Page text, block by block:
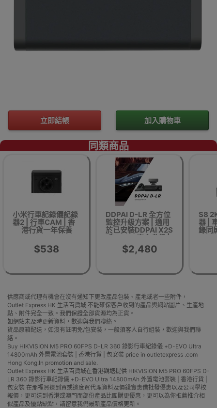
立即結帳 加入購物車
同類商品
小米行車記錄儀記錄
器2 | 行車CAM | 香
港行貨一年保養
$538
DDPAI D-LR 全方位
監控升級方案 | 適用
於已安裝DDPAI X2S
或X5Pro 車主升級 |
分別左右1080P 鏡頭
及後路2k鏡頭
$2,480
S8
器 |
錄同
供應商或代理有機會在沒有通知下更改產品包裝、產地或者一些附件，
Outlet Express HK 生活百貨城 不能確保客戶收到的產品與網站圖片、生產地
點、附件完全一致。我們保證全部貨源均為正貨。
如網站未及時更新資料，歡迎與我們聯絡。
貨品原箱配送，如沒有註明免/包安裝，一般須客人自行組裝，歡迎與我們聯
絡。
Buy HIKVISION M5 PRO 60FPS D-LR 360 錄影行車紀錄儀 +D-EVO Ultra
14800mAh 外置電池套裝 | 香港行貨 | 包安裝 price in outletexpress .com
Hong Kong.In promotion and sale.
Outlet Express HK 生活百貨城在香港觀塘提供 HIKVISION M5 PRO 60FPS D-
LR 360 錄影行車紀錄儀 +D-EVO Ultra 14800mAh 外置電池套裝 | 香港行貨 |
包安裝 在那裡買邊到買或邊度買代理資料及價錢實惠借批發優惠以及公司學校
報價，更可送到香港或澳門而部份產品比團購更優惠，更可以為你推薦推介相
似產品及優點缺點，請留意我們最新產品價格更新。